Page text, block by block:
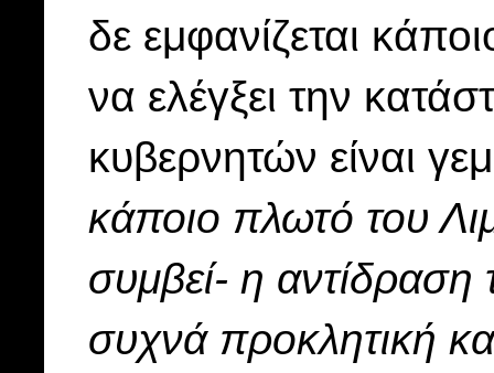
δε εμφανίζεται
να ελέγξει την
κυβερνητών είναι
κάποιο πλωτό του
συμβεί- η
συχνά προκλητική